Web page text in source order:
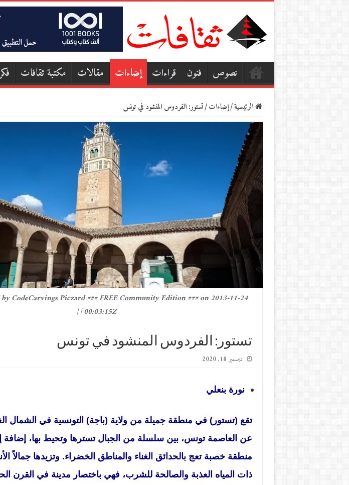
نصوص فنون قراءات إضاءات مقالات مكتبة ثقافات
الرئيسية/إضاءات/تستور: الفردوس المنشود في تونس
CodeCarvings Piczard ### FREE Community Edition ### on 2013-11-24
00:03:15Z | |
تستور: الفردوس المنشود في تونس
ديسمبر 18, 2020
نورة بنعلي
عن العاصمة تونس، بين سلسلة من الجبال تسترها وتحيط بها، إضافة
منطقة خصبة تعج بالحدائق الغناء والمناطق الخضراء. وتزيدها جمالاً
ذات المياه العذبة والصالحة للشرب، فهي باختصار مدينة في القرن